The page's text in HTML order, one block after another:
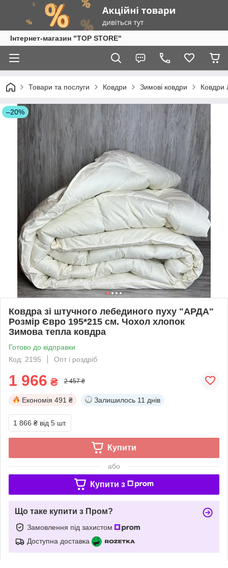
Інтернет-магазин "TOP STORE"
Товари та послуги Ковдри Зимові ковдри Ковдри
–20%
Ковдра зі штучного лебединого пуху "АРДА"
Розмір Євро 195*215 см. Чохол хлопок
Зимова тепла ковдра
Готово до відправки
Код: 2195
Опт і роздріб
1 966 ₴ 2 457 ₴
Економія 491 ₴ Залишилось 11 днів
1 866 ₴ від 5 шт.
Купити
або
Купити з
Що таке купити з Пром?
Замовлення під захистом
Доступна доставка